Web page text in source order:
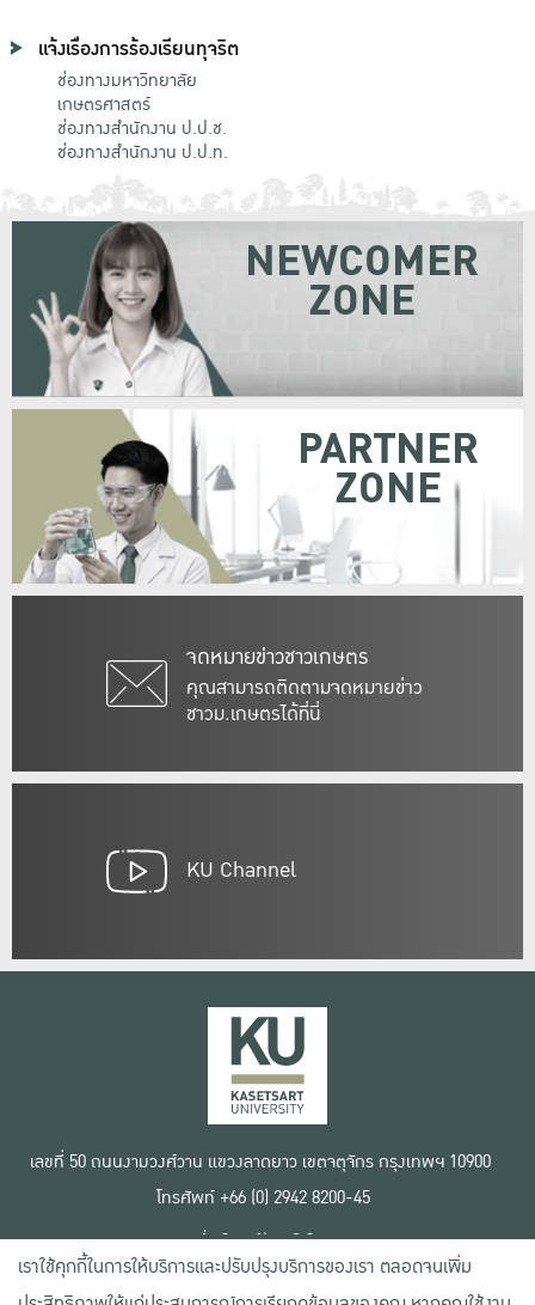
แจ้งเรื่องการร้องเรียนทุจริต
ช่องทางมหาวิทยาลัย
เกษตรศาสตร์
ช่องทางสำนักงาน ป.ป.ช.
ช่องทางสำนักงาน ป.ป.ท.
จดหมายข่าวชาวเกษตร
คุณสามารถติดตามจดหมายข่าว
ชาวม.เกษตรได้ที่นี่
NEWCOMER
ZONE
PARTNER
ZONE
KU Channel
เลขที่ 50 ถนนงามวงศ์วาน แขวงลาดยาว เขตจตุจักร กรุงเทพฯ 10900
โทรศัพท์ +66 (0) 2942 8200-45
เงื่อนไขการใช้งานเว็บไซต์
ข้อตกลงด้านสิทธิ์ใช้งาน
นโยบายความเป็นส่วนตัว
เราใช้คุกกี้ในการให้บริการและปรับปรุงบริการของเรา ตลอดจนเพิ่ม